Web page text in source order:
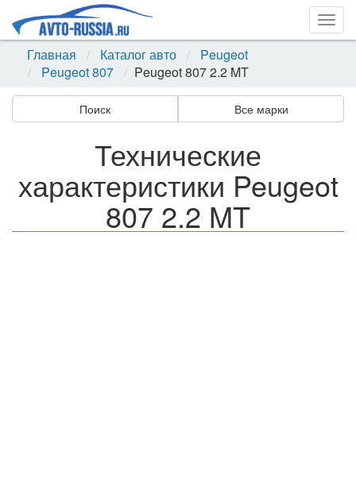
Главная
Каталог авто
Peugeot
Peugeot 807
Peugeot 807 2.2 MT
Поиск Все марки
Технические
характеристики Peugeot
807 2.2 MT